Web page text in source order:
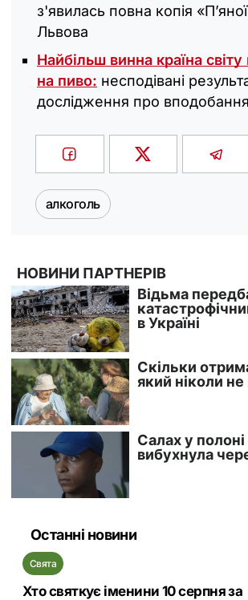
з'явилась повна копія
Львова
Найбільш винна країна
на пиво: несподівані
дослідження про
алкоголь
Останні новини
Свята
Хто святкує іменини 10 серпня за